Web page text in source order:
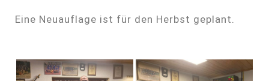
Eine Neuauflage ist für den Herbst geplant.